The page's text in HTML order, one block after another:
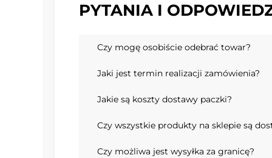
PYTANIA I
Czy mogę osobiście odebrać towar?
Jaki jest termin realizacji zamówienia?
Jakie są koszty dostawy paczki?
Czy wszystkie produkty na sklepie są
Czy możliwa jest wysyłka za granicę?